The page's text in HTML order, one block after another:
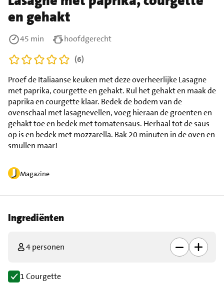
en gehakt
Magazine
Proef de Italiaanse keuken met deze overheerlijke Lasagne
met paprika, courgette en gehakt. Rul het gehakt en maak de
paprika en courgette klaar. Bedek de bodem van de
ovenschaal met lasagnevellen, voeg hieraan de groenten en
gehakt toe en bedek met tomatensaus. Herhaal tot de saus
op is en bedek met mozzarella. Bak 20 minuten in de oven en
smullen maar!
45 min
hoofdgerecht
(6)
Ingrediënten
4 personen
1 Courgette